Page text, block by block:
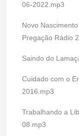
06-2022.mp3
Novo
Pregação Rádio
Saindo do
Cuidado com o
2016.mp3
Trabalhando a
08.mp3